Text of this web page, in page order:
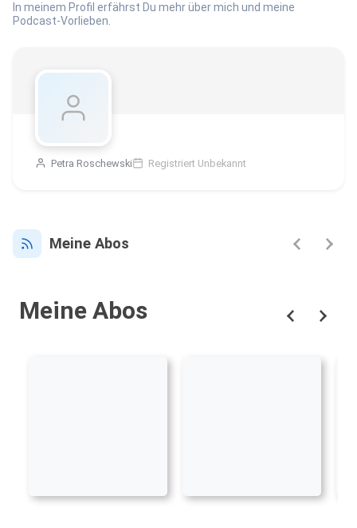
In meinem Profil erfährst Du mehr über mich und meine
Podcast-Vorlieben.
Petra Roschewski Registriert Unbekannt
Meine Abos
Meine Abos